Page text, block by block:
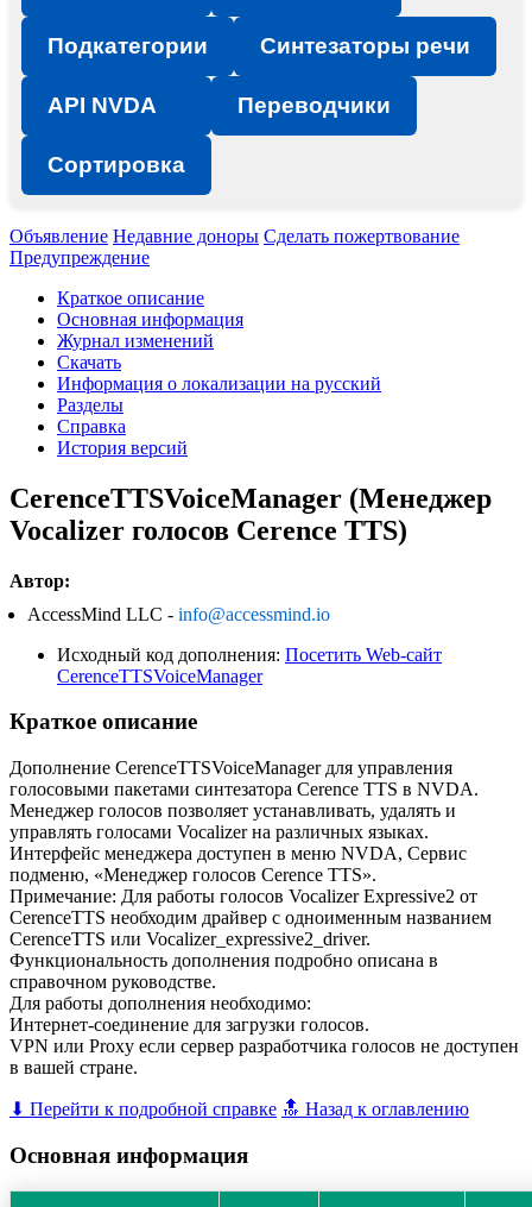
Подкатегории Синтезаторы речи
API NVDA Переводчики
Сортировка
Объявление Недавние доноры Сделать пожертвование
Предупреждение
Краткое описание
Основная информация
Журнал изменений
Скачать
Информация о локализации на русский
Разделы
Справка
История версий
CerenceTTSVoiceManager (Менеджер
Vocalizer голосов Cerence TTS)
Автор:
AccessMind LLC - info@accessmind.io
Исходный код дополнения: Посетить Web-сайт
CerenceTTSVoiceManager
Краткое описание
Дополнение CerenceTTSVoiceManager для управления
голосовыми пакетами синтезатора Cerence TTS в NVDA.
Менеджер голосов позволяет устанавливать, удалять и
управлять голосами Vocalizer на различных языках.
Интерфейс менеджера доступен в меню NVDA, Сервис
подменю, «Менеджер голосов Cerence TTS».
Примечание: Для работы голосов Vocalizer Expressive2 от
CerenceTTS необходим драйвер с одноименным названием
CerenceTTS или Vocalizer_expressive2_driver.
Функциональность дополнения подробно описана в
справочном руководстве.
Для работы дополнения необходимо:
Интернет-соединение для загрузки голосов.
VPN или Proxy если сервер разработчика голосов не доступен
в вашей стране.
⬇ Перейти к подробной справке 🔝 Назад к оглавлению
Основная информация